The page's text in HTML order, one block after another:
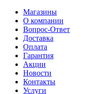
Магазины
О компании
Вопрос-Ответ
Доставка
Оплата
Гарантия
Акции
Новости
Контакты
Услуги